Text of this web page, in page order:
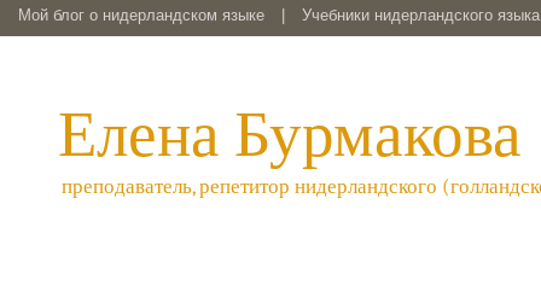
Мой блог о нидерландском языке Учебники нидерландского
Елена Бурмакова
преподаватель, репетитор нидерландского